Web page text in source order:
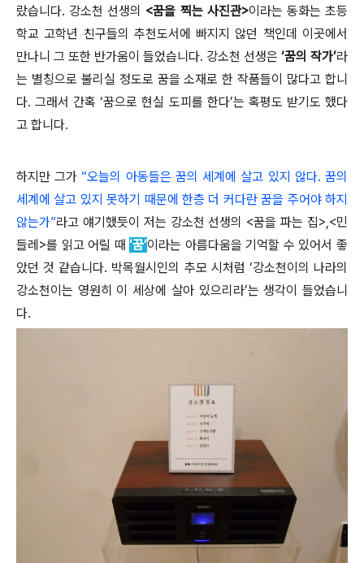
랐습니다. 강소천 선생의 <꿈을 찍는 사진관>이라는 동화는 초등
학교 고학년 친구들의 추천도서에 빠지지 않던 책인데 이곳에서
만나니 그 또한 반가움이 들었습니다. 강소천 선생은 ‘꿈의 작가’라
는 별칭으로 불리실 정도로 꿈을 소재로 한 작품들이 많다고 합니
다. 그래서 간혹 ‘꿈으로 현실 도피를 한다’는 혹평도 받기도 했다
고 합니다.
하지만 그가“오늘의 아동들은 꿈의 세계에 살고 있지 않다. 꿈의
세계에 살고 있지 못하기 때문에 한층 더 커다란 꿈을 주어야 하지
않는가”라고 얘기했듯이 저는 강소천 선생의 <꿈을 파는 집>,<민
들레>를 읽고 어릴 때‘꿈’이라는 아름다움을 기억할 수 있어서 좋
았던 것 같습니다. 박목월시인의 추모 시처럼 ‘강소천이의 나라의
강소천이는 영원히 이 세상에 살아 있으리라’는 생각이 들었습니
다.